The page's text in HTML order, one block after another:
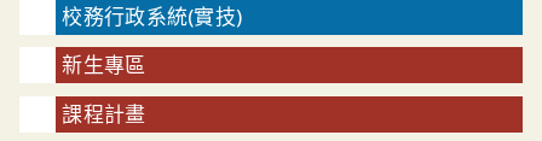
校務行政系統(實技)
新生專區
課程計畫